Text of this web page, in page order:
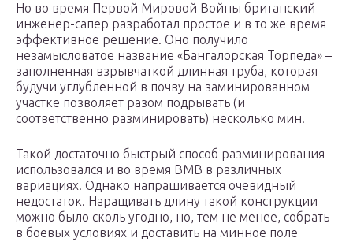
Но во время Первой Мировой Войны британский
инженер-сапер разработал простое и в то же время
эффективное решение. Оно получило
незамысловатое название «Бангалорская Торпеда» –
заполненная взрывчаткой длинная труба, которая
будучи углубленной в почву на заминированном
участке позволяет разом подрывать (и
соответственно разминировать) несколько мин.
Такой достаточно быстрый способ разминирования
использовался и во время ВМВ в различных
вариациях. Однако напрашивается очевидный
недостаток. Наращивать длину такой конструкции
можно было сколь угодно, но, тем не менее, собрать
в боевых условиях и доставить на минное поле